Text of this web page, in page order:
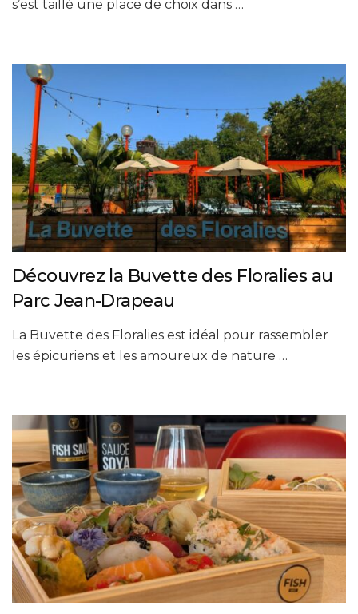
s’est taillé une place de choix dans …
Découvrez la Buvette des Floralies au
Parc Jean-Drapeau
La Buvette des Floralies est idéal pour rassembler
les épicuriens et les amoureux de nature …